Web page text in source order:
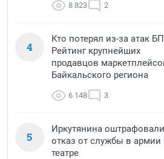
8 823 2
4
Кто потерял из-за атак
Рейтинг крупнейших
продавцов
Байкальского региона
6 148 3
5
Иркутянина
отказ от службы в армии
театре